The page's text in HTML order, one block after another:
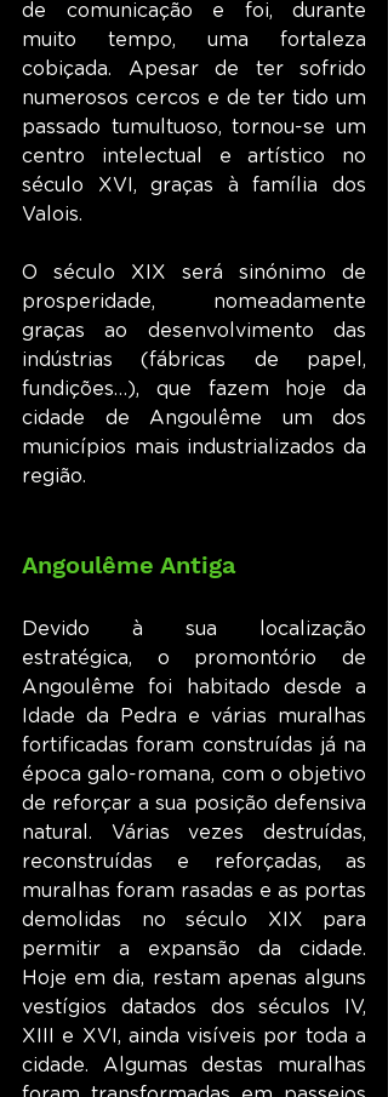
de comunicação e foi, durante
muito tempo, uma fortaleza
cobiçada. Apesar de ter sofrido
numerosos cercos e de ter tido um
passado tumultuoso, tornou-se um
centro intelectual e artístico no
século XVI, graças à família dos
Valois.
O século XIX será sinónimo de
prosperidade, nomeadamente
graças ao desenvolvimento das
indústrias (fábricas de papel,
fundições…), que fazem hoje da
cidade de Angoulême um dos
municípios mais industrializados da
região.
Angoulême Antiga
Devido à sua localização
estratégica, o promontório de
Angoulême foi habitado desde a
Idade da Pedra e várias muralhas
fortificadas foram construídas já na
época galo-romana, com o objetivo
de reforçar a sua posição defensiva
natural. Várias vezes destruídas,
reconstruídas e reforçadas, as
muralhas foram rasadas e as portas
demolidas no século XIX para
permitir a expansão da cidade.
Hoje em dia, restam apenas alguns
vestígios datados dos séculos IV,
XIII e XVI, ainda visíveis por toda a
cidade. Algumas destas muralhas